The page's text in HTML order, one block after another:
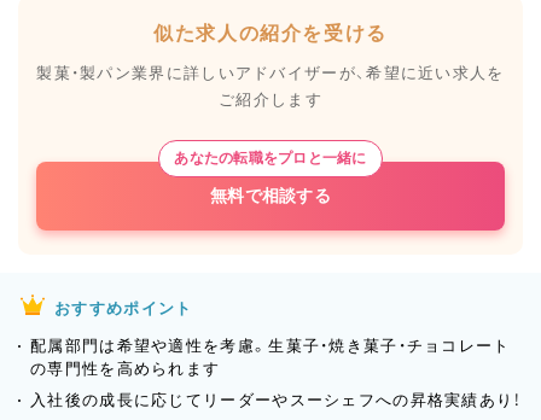
似た求人の紹介を受ける
製菓・製パン業界に詳しいアドバイザーが、希望に近い求人を
ご紹介します
あなたの転職をプロと一緒に
無料で相談する
おすすめポイント
配属部門は希望や適性を考慮。生菓子・焼き菓子・チョコレート
の専門性を高められます
入社後の成長に応じてリーダーやスーシェフへの昇格実績あり！